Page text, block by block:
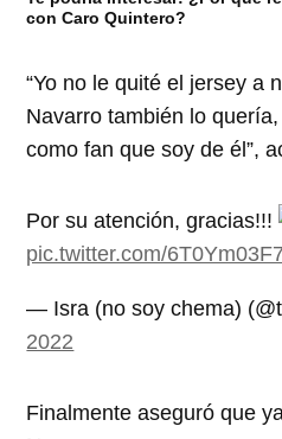
con Caro Quintero?
“Yo no le quité el jersey a
Navarro también lo
como fan que soy de él”,
Por su atención, gracias!!!
pic.twitter.com/
— Isra (no soy chema)
2022
Finalmente aseguró que